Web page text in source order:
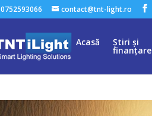
0752593066 contact@tnt-light.ro
Acasă Știri și
finanțare